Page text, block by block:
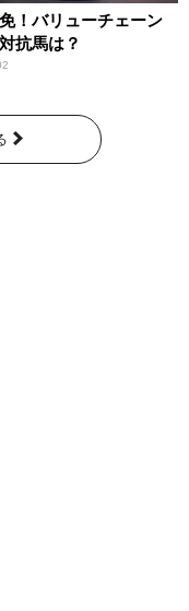
！バリューチェーン
抗馬は？